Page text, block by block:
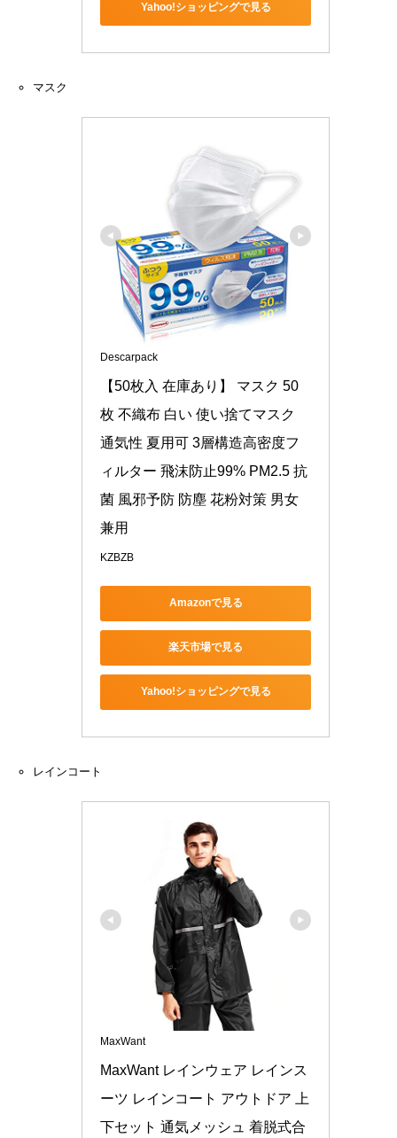
Yahoo!ショッピングで見る
マスク
Descarpack
【50枚入 在庫あり】 マスク 50
枚 不織布 白い 使い捨てマスク
通気性 夏用可 3層構造高密度フ
ィルター 飛沫防止99% PM2.5 抗
菌 風邪予防 防塵 花粉対策 男女
兼用
KZBZB
Amazonで見る
楽天市場で見る
Yahoo!ショッピングで見る
レインコート
MaxWant
MaxWant レインウェア レインス
ーツ レインコート アウトドア 上
下セット 通気メッシュ 着脱式合